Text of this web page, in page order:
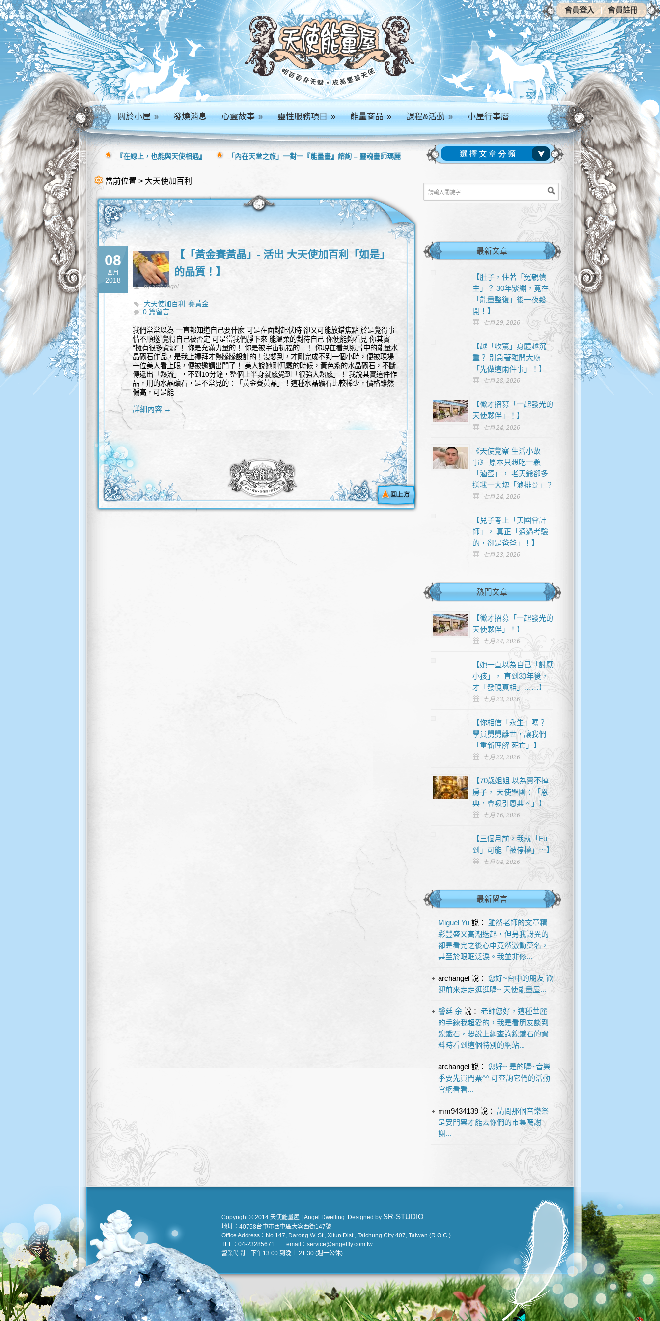
關於小屋» 發燒消息 心靈故事» 靈性服務項目» 能量商品» 課程&活動» 小屋行事曆
當前位置 > 大天使加百利
08
四月
2018
【「黃金賽黃晶」- 活出 大天使加百利「如是」
的品質！】
by archangel
大天使加百利 , 賽黃金
0 篇留言
我們常常以為 一直都知道自己要什麼 可是在面對起伏時 卻又可能放錯焦點 於是覺得事
情不順遂 覺得自己被否定 可是當我們靜下來 能溫柔的對待自己 你便能夠看見 你其實
“擁有很多資源”！ 你是充滿力量的！ 你是被宇宙祝福的！！ 你現在看到照片中的能量水
晶礦石作品，是我上禮拜才熱騰騰設計的！沒想到，才剛完成不到一個小時，便被現場
一位美人看上眼，便被邀請出門了！ 美人說她剛佩戴的時候，黃色系的水晶礦石，不斷
傳遞出「熱流」，不到10分鐘，整個上半身就感覺到「很強大熱感」！ 我說其實這件作
品，用的水晶礦石，是不常見的：「黃金賽黃晶」！這種水晶礦石比較稀少，價格雖然
偏高，可是能
詳細內容 →
最新文章
【肚子，住著「冤親債
主」？ 30年緊繃，竟在
「能量整復」後一夜鬆
開！】
七月 29, 2026
【越「收驚」身體越沉
重？ 別急著離開大廟
「先做這兩件事」！】
七月 28, 2026
【徵才招募「一起發光的
天使夥伴」！】
七月 24, 2026
《天使覺察 生活小故
事》 原本只想吃一顆
「滷蛋」， 老天爺卻多
送我一大塊「滷排骨」？
七月 24, 2026
【兒子考上「美國會計
師」， 真正「通過考驗
的，卻是爸爸」！】
七月 23, 2026
熱門文章
【徵才招募「一起發光的
天使夥伴」！】
七月 24, 2026
【她一直以為自己「討厭
小孩」， 直到30年後，
才「發現真相」……】
七月 23, 2026
【你相信「永生」嗎？
學員舅舅離世，讓我們
「重新理解 死亡」】
七月 22, 2026
【70歲姐姐 以為賣不掉
房子， 天使聖團：「恩
典，會吸引恩典。」】
七月 16, 2026
【三個月前，我就「Fu
到」可能「被停權」⋯】
七月 04, 2026
最新留言
Miguel Yu說： 雖然老師的文章精
彩豐盛又高潮迭起，但另我訝異的
卻是看完之後心中竟然激動莫名，
甚至於眼眶泛淚。我並非修...
archangel說： 您好~台中的朋友 歡
迎前來走走逛逛喔~ 天使能量屋...
謦廷 余說： 老師您好，這種華麗
的手鍊我超愛的，我是看朋友談到
鎳鐵石，想說上網查詢鎳鐵石的資
料時看到這個特別的網站...
archangel說： 您好~ 是的喔~音樂
季要先買門票^^ 可查詢它們的活動
官網看看...
mm9434139說： 請問那個音樂祭
是要門票才能去你們的市集嗎謝
謝...
『在線上，也能與天使相遇』 「內在天堂之旅」一對一『能量畫』諮詢 – 靈魂畫師瑪麗
Copyright © 2014 天使能量屋 | Angel Dwelling. Designed by SR-STUDIO
地址：40758台中市西屯區大容西街147號
Office Address：No.147, Darong W. St., Xitun Dist., Taichung City 407, Taiwan (R.O.C.)
TEL：04-23285671 email：service@angelfly.com.tw
營業時間：下午13:00 到晚上 21:30 (週一公休)
會員登入 | 會員註冊